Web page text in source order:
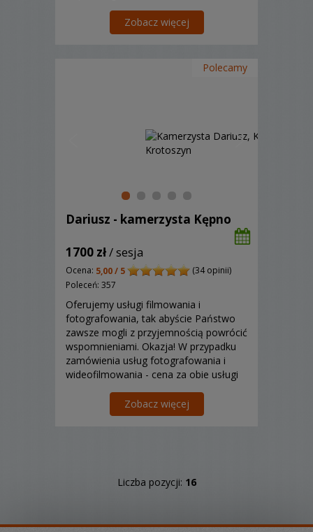
Zobacz więcej
Polecamy
Dariusz - kamerzysta Kępno
1700 zł/ sesja
Ocena: 5,00 / 5
(34 opinii)
Poleceń: 357
Oferujemy usługi filmowania i
fotografowania, tak abyście Państwo
zawsze mogli z przyjemnością powrócić
wspomnieniami. Okazja! W przypadku
zamówienia usług fotografowania i
wideofilmowania - cena za obie usługi
Zobacz więcej
Liczba pozycji: 16